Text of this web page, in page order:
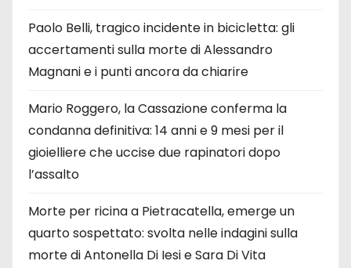
Paolo Belli, tragico incidente in bicicletta: gli
accertamenti sulla morte di Alessandro
Magnani e i punti ancora da chiarire
Mario Roggero, la Cassazione conferma la
condanna definitiva: 14 anni e 9 mesi per il
gioielliere che uccise due rapinatori dopo
l’assalto
Morte per ricina a Pietracatella, emerge un
quarto sospettato: svolta nelle indagini sulla
morte di Antonella Di Iesi e Sara Di Vita